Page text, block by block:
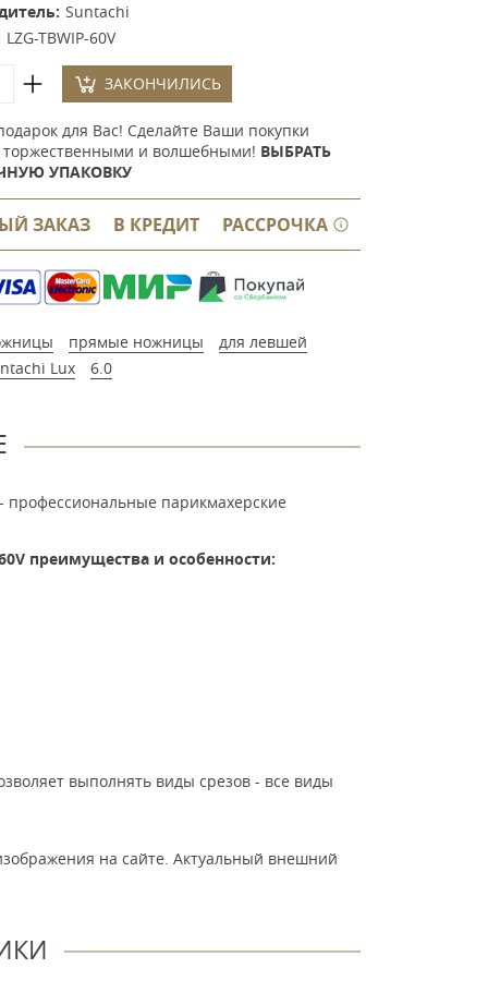
Suntachi
LZG-TBWIP-60V
ЗАКОНЧИЛИСЬ
для Вас! Сделайте Ваши покупки
торжественными и волшебными! ВЫБРАТЬ
УПАКОВКУ
ЗАКАЗ В КРЕДИТ РАССРОЧКА
прямые ножницы
для левшей
Lux
6.0
профессиональные парикмахерские
преимущества и особенности:
выполнять виды срезов - все виды
на сайте. Актуальный внешний